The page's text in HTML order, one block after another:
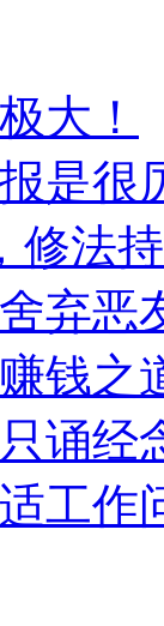
大！
是很
修法
弃恶
钱之
诵经
工作